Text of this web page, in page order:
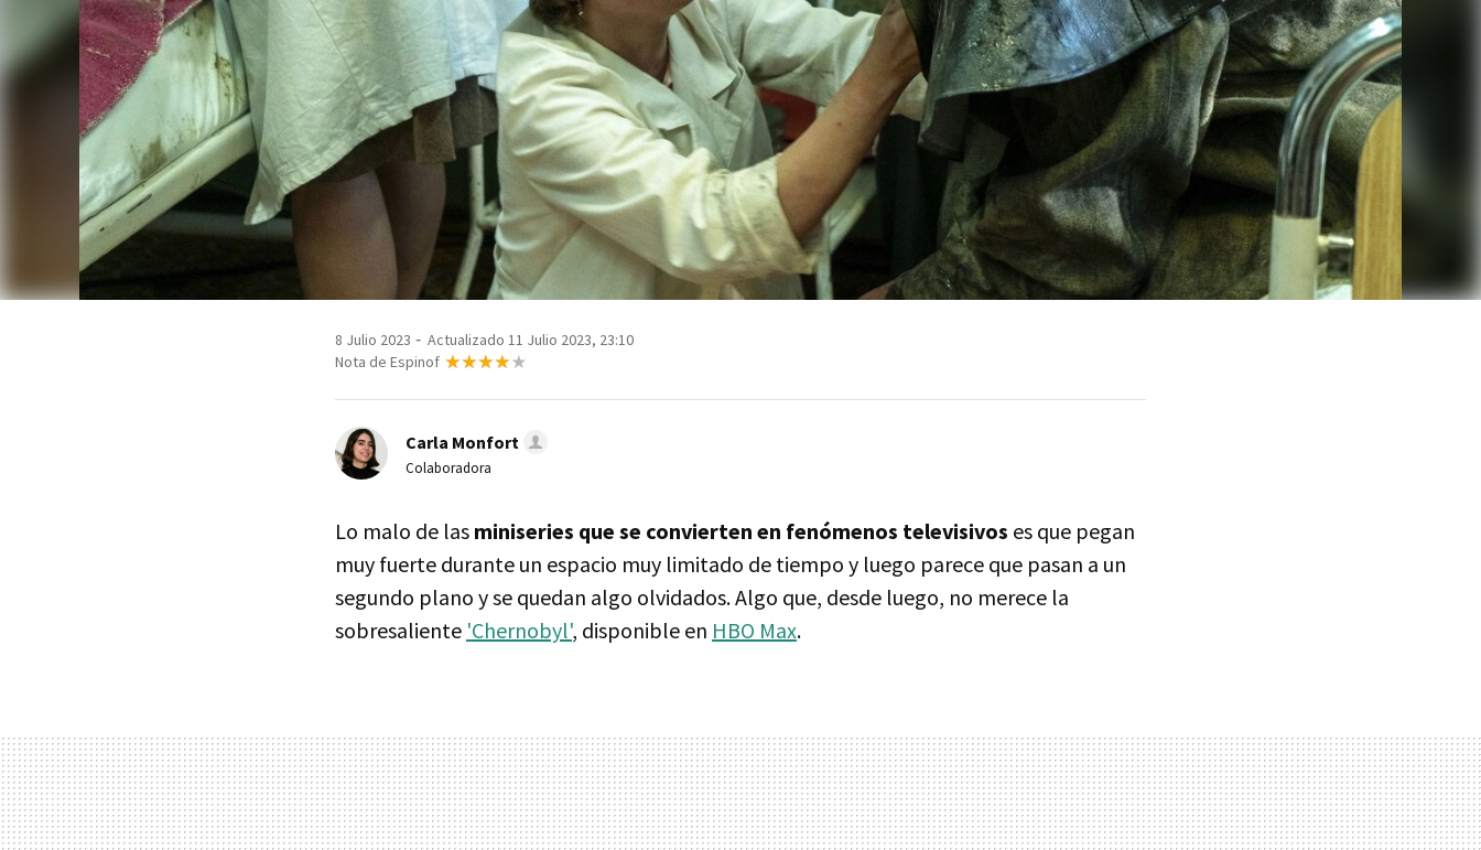
8 Julio 2023
Actualizado 11 Julio 2023, 23:10
Nota de Espinof
Carla Monfort
Colaboradora
Lo malo de las miniseries que se convierten en fenómenos televisivos es que pegan
muy fuerte durante un espacio muy limitado de tiempo y luego parece que pasan a un
segundo plano y se quedan algo olvidados. Algo que, desde luego, no merece la
sobresaliente 'Chernobyl', disponible en HBO Max.